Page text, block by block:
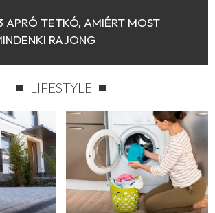
APRÓ TETKÓ, AMIÉRT MOST
RAJONG
LIFESTYLE